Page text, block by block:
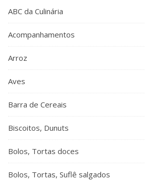
ABC da Culinária
Acompanhamentos
Arroz
Aves
Barra de Cereais
Biscoitos, Dunuts
Bolos, Tortas doces
Bolos, Tortas, Suflê salgados